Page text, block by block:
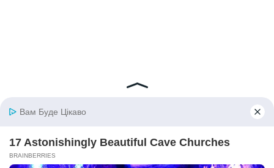
© 2026 iBilingua